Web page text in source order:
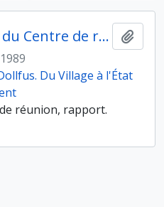
Membre de l'ERA 17 du Centre de recherches archéologiques (CNRS)
Du Village à l'État
réunion, rapport.